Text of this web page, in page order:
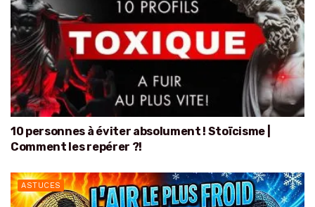
10 personnes à éviter absolument ! Stoïcisme |
Comment les repérer ?!
ASTUCES